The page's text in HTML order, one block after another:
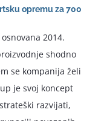
opremu za 700
2014.
shodno
se kompanija želi
je svoj koncept
razvijati,